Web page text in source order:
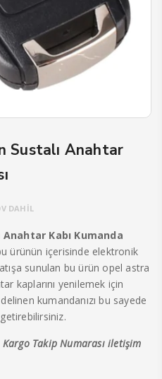
Sustalı Anahtar
DAHİL
Kabı Kumanda
ürünün içerisinde elektronik
sunulan bu ürün opel astra
kaplarını yenilemek için
kumandanızı bu sayede
Takip Numarası iletişim